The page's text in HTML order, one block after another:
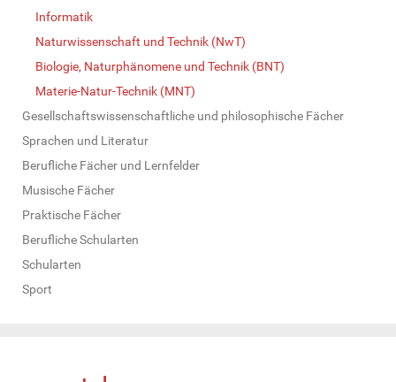
Informatik
Naturwissenschaft und Technik (NwT)
Biologie, Naturphänomene und Technik (BNT)
Materie-Natur-Technik (MNT)
Gesellschaftswissenschaftliche und philosophische Fächer
Sprachen und Literatur
Berufliche Fächer und Lernfelder
Musische Fächer
Praktische Fächer
Berufliche Schularten
Schularten
Sport